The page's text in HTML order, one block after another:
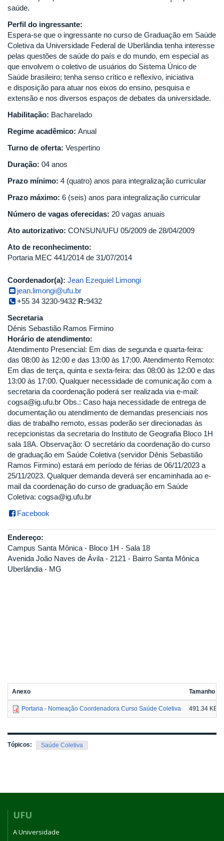
saúde.
Perfil do ingressante:
Espera-se que o ingressante no curso de Graduação em Saúde
Coletiva da Universidade Federal de Uberlândia tenha interesse
pelas questões de saúde do país e do mundo, em especial as
que envolvem o coletivo de usuários do Sistema Único de
Saúde brasileiro; tenha senso crítico e reflexivo, iniciativa
e disposição para atuar nos eixos do ensino, pesquisa e
extensão e nos diversos espaços de debates da universidade.
Habilitação: Bacharelado
Regime acadêmico: Anual
Turno de oferta: Vespertino
Duração: 04 anos
Prazo mínimo: 4 (quatro) anos para integralização curricular
Prazo máximo: 6 (seis) anos para integralização curricular
Número de vagas oferecidas: 20 vagas anuais
Ato autorizativo: CONSUN/UFU 05/2009 de 28/04/2009
Ato de reconhecimento:
Portaria MEC 441/2014 de 31/07/2014
Coordenador(a): Jean Ezequiel Limongi
jean.limongi@ufu.br
+55 34 3230-9432 R:9432
Secretaria
Dênis Sebastião Ramos Firmino
Horário de atendimento:
Atendimento Presencial: Em dias de segunda e quarta-feira:
das 08:00 às 12:00 e das 13:00 às 17:00. Atendimento Remoto:
Em dias de terça, quinta e sexta-feira: das 08:00 às 12:00 e das
13:00 às 17:00. Qualquer necessidade de comunicação com a
secretaria da coordenação poderá ser realizada via e-mail:
cogsa@ig.ufu.br Obs.: Caso haja necessidade de entrega de
documentação ou atendimento de demandas presenciais nos
dias de trabalho remoto, essas poderão ser direcionadas às
recepcionistas da secretaria do Instituto de Geografia Bloco 1H
sala 18A. Observação: O secretário da coordenação do curso
de graduação em Saúde Coletiva (servidor Dênis Sebastião
Ramos Firmino) estará em período de férias de 06/11/2023 a
25/11/2023. Qualquer demanda deverá ser encaminhada ao e-
mail da coordenação do curso de graduação em Saúde
Coletiva: cogsa@ig.ufu.br
Facebook
Endereço:
Campus Santa Mônica - Bloco 1H - Sala 18
Avenida João Naves de Ávila - 2121 - Bairro Santa Mônica
Uberlândia - MG
Anexo Tamanho
Portaria - Nomeação Coordenadora Curso Saúde Coletiva 491.34 KB
Tópicos: Saúde Coletiva
UFU
A Universidade